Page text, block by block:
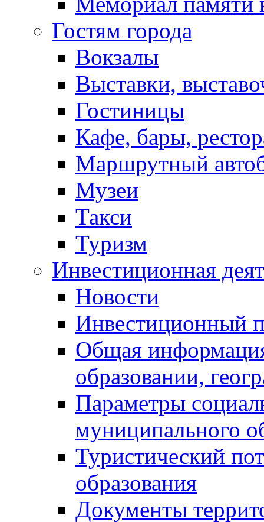
Гостям города
Вокзалы
Выставки,
Гостиницы
Кафе, бары,
Маршрутный
Музеи
Такси
Туризм
Инвестиционная
Новости
Инвестиционный
Общая
образовании,
Параметры
муниципального
Туристический
образования
Документы